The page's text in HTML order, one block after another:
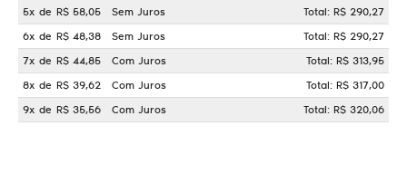
5x de R$ 58,05 Sem Juros
Total: R$ 290,27
6x de R$ 48,38 Sem Juros
Total: R$ 290,27
7x de R$ 44,85 Com Juros
Total: R$ 313,95
8x de R$ 39,62 Com Juros
Total: R$ 317,00
9x de R$ 35,56 Com Juros Total: R$ 320,06